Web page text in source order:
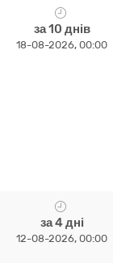
за 10 днів
18-08-2026, 00:00
за 4 дні
12-08-2026, 00:00